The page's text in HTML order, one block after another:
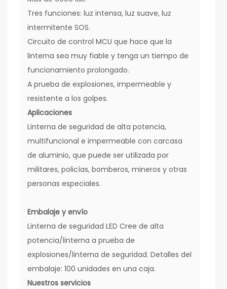
Tres funciones: luz intensa, luz suave, luz
intermitente SOS.
Circuito de control MCU que hace que la
linterna sea muy fiable y tenga un tiempo de
funcionamiento prolongado.
A prueba de explosiones, impermeable y
resistente a los golpes.
Aplicaciones
Linterna de seguridad de alta potencia,
multifuncional e impermeable con carcasa
de aluminio, que puede ser utilizada por
militares, policías, bomberos, mineros y otras
personas especiales.
Embalaje y envío
Linterna de seguridad LED Cree de alta
potencia/linterna a prueba de
explosiones/linterna de seguridad. Detalles del
embalaje: 100 unidades en una caja.
Nuestros servicios